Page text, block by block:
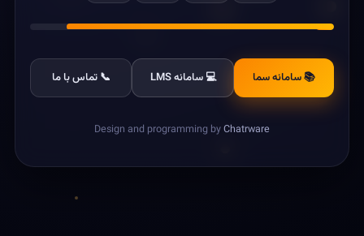
📚 سامانه سما 💻 سامانه LMS 📞 تماس با ما
Design and programming byChatrware